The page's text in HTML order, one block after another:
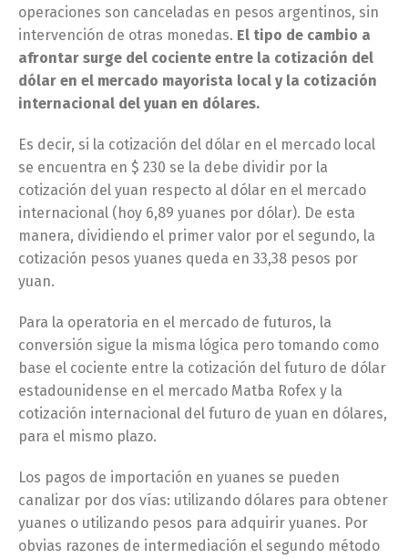
operaciones son canceladas en pesos argentinos, sin
intervención de otras monedas. El tipo de cambio a
afrontar surge del cociente entre la cotización del
dólar en el mercado mayorista local y la cotización
internacional del yuan en dólares.
Es decir, si la cotización del dólar en el mercado local
se encuentra en $ 230 se la debe dividir por la
cotización del yuan respecto al dólar en el mercado
internacional (hoy 6,89 yuanes por dólar). De esta
manera, dividiendo el primer valor por el segundo, la
cotización pesos yuanes queda en 33,38 pesos por
yuan.
Para la operatoria en el mercado de futuros, la
conversión sigue la misma lógica pero tomando como
base el cociente entre la cotización del futuro de dólar
estadounidense en el mercado Matba Rofex y la
cotización internacional del futuro de yuan en dólares,
para el mismo plazo.
Los pagos de importación en yuanes se pueden
canalizar por dos vías: utilizando dólares para obtener
yuanes o utilizando pesos para adquirir yuanes. Por
obvias razones de intermediación el segundo método